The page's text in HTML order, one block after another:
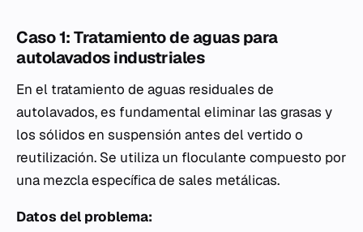
Caso 1: Tratamiento de aguas para
autolavados industriales
En el tratamiento de aguas residuales de
autolavados, es fundamental eliminar las grasas y
los sólidos en suspensión antes del vertido o
reutilización. Se utiliza un floculante compuesto por
una mezcla específica de sales metálicas.
Datos del problema: